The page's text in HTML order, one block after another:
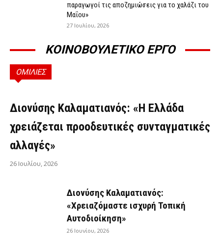
παραγωγοί τις αποζημιώσεις για το χαλάζι του
Μαΐου»
27 Ιουλίου, 2026
ΚΟΙΝΟΒΟΥΛΕΤΙΚΟ ΕΡΓΟ
ΟΜΙΛΙΕΣ
ΟΜΙΛΊΕΣ
Διονύσης Καλαματιανός: «Η Ελλάδα
χρειάζεται προοδευτικές συνταγματικές
αλλαγές»
26 Ιουλίου, 2026
Διονύσης Καλαματιανός:
«Χρειαζόμαστε ισχυρή Τοπική
Αυτοδιοίκηση»
26 Ιουνίου, 2026